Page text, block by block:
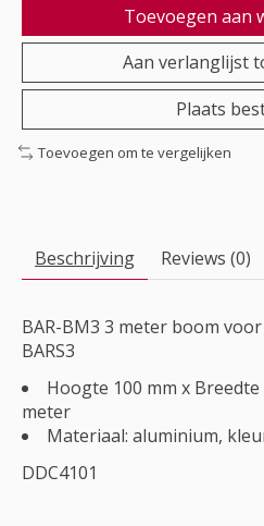
Toevoegen aan
Aan verlanglijst
Plaats
Toevoegen om te vergelijken
Beschrijving Reviews (0)
BAR-BM3 3 meter boom
BARS3
Hoogte 100 mm x
meter
Materiaal: aluminium,
DDC4101